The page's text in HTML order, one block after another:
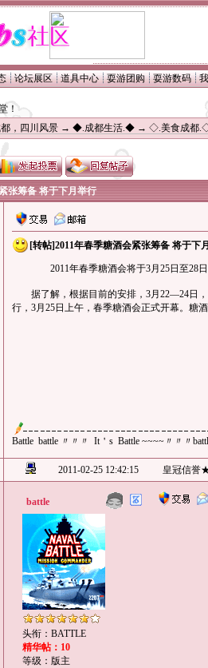
论坛展区 道具中心 耍游团购 耍游数码
！
，四川风景 → ◆.成都生活.◆ → ◇.美食成都
张筹备 将于下月举行
[转帖]2011年春季糖酒会紧张筹备 将于下
2011年春季糖酒会将于3月25日至28日
据了解，根据目前的安排，3月22—24日，
行，3月25日上午，春季糖酒会正式开幕。糖
Battle battle 〃〃〃 It＇s Battle ~~~~〃〃〃
2011-02-25 12:42:15 皇冠信誉
battle
头衔：BATTLE
精华帖：10
等级：版主